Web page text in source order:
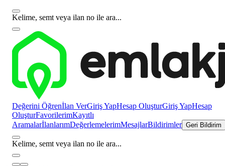
Kelime, semt veya ilan no ile ara...
Değerini Öğrenİlan VerGiriş YapHesap OluşturGiriş YapHesap
OluşturFavorilerimKayıtlı
AramalarİlanlarımDeğerlemelerimMesajlarBildirimler Geri Bildirim
Kelime, semt veya ilan no ile ara...